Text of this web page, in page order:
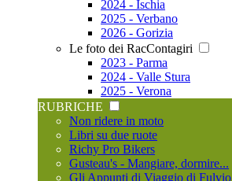
2024 - Ischia
2025 - Verbano
2026 - Gorizia
Le foto dei RacContagiri
2023 - Parma
2024 - Valle Stura
2025 - Verona
RUBRICHE
Non ridere in moto
Libri su due ruote
Richy Pro Bikers
Gusteau's - Mangiare, dormire...
Gli Appunti di Viaggio di Fulvio